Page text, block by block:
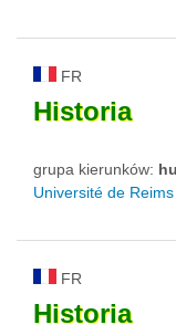
FR
Historia
grupa kierunków:
Université de
FR
Historia